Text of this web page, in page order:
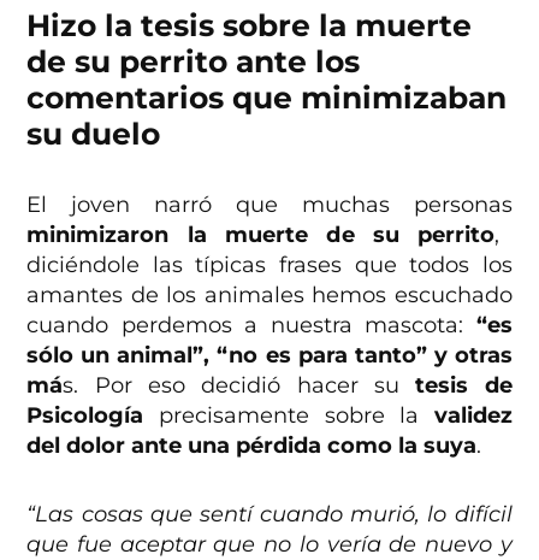
Hizo la tesis sobre la muerte
de su perrito ante los
comentarios que minimizaban
su duelo
El joven narró que muchas personas
minimizaron la muerte de su perrito,
diciéndole las típicas frases que todos los
amantes de los animales hemos escuchado
cuando perdemos a nuestra mascota: “es
sólo un animal”, “no es para tanto” y otras
más. Por eso decidió hacer sutesis de
Psicología precisamente sobre la validez
del dolor ante una pérdida como la suya.
“Las cosas que sentí cuando murió, lo difícil
que fue aceptar que no lo vería de nuevo y